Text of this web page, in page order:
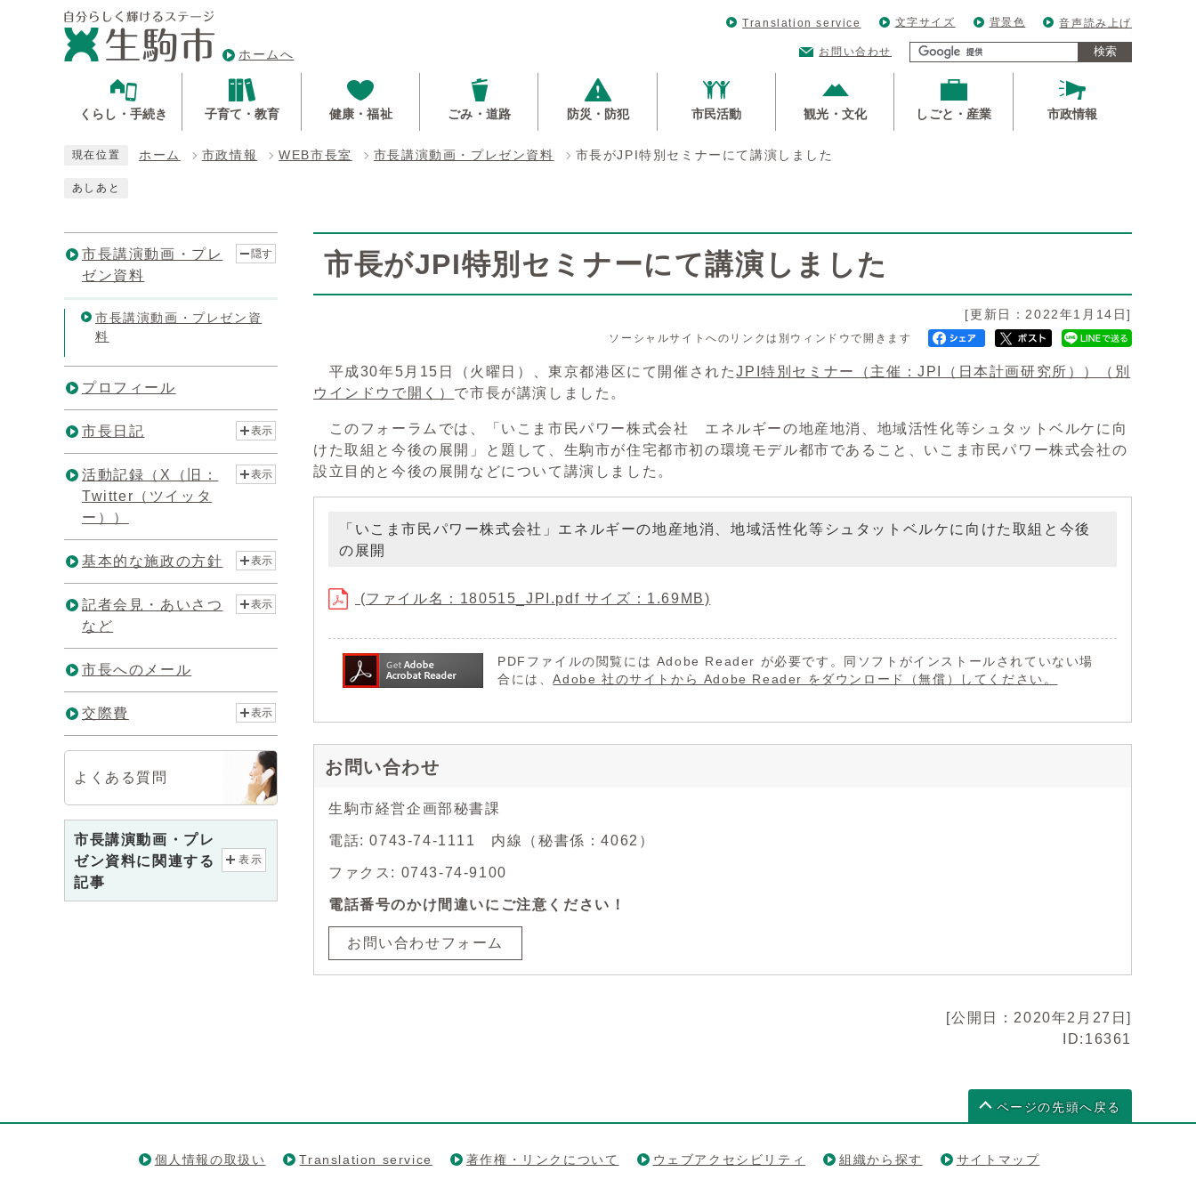
ホームへ
Translation service 文字サイズ 背景色 音声読み上げ
お問い合わせ 検索
くらし・手続き 子育て・教育 健康・福祉 ごみ・道路 防災・防犯 市民活動 観光・文化 しごと・産業 市政情報
現在位置 ホーム 市政情報 WEB市長室 市長講演動画・プレゼン資料 市長がJPI特別セミナーにて講演しました
あしあと
市長がJPI特別セミナーにて講演しました
[更新日：2022年1月14日]
ソーシャルサイトへのリンクは別ウィンドウで開きます
平成30年5月15日（火曜日）、東京都港区にて開催されたJPI特別セミナー（主催：JPI（日本計画研究所））
（別
ウインドウで開く） で市長が講演しました。
このフォーラムでは、「いこま市民パワー株式会社 エネルギーの地産地消、地域活性化等シュタットベルケに向
けた取組と今後の展開」と題して、生駒市が住宅都市初の環境モデル都市であること、いこま市民パワー株式会社の
設立目的と今後の展開などについて講演しました。
「いこま市民パワー株式会社」エネルギーの地産地消、地域活性化等シュタットベルケに向けた取組と今後
の展開
(ファイル名：180515_JPI.pdf サイズ：1.69MB)
PDFファイルの閲覧には Adobe Reader が必要です。同ソフトがインストールされていない場
合には、Adobe 社のサイトから Adobe Reader をダウンロード（無償）してください。
お問い合わせ
生駒市経営企画部秘書課
電話: 0743-74-1111 内線（秘書係：4062）
ファクス: 0743-74-9100
電話番号のかけ間違いにご注意ください！
お問い合わせフォーム
市長講演動画・プレ
ゼン資料
隠す
市長講演動画・プレゼン資
料
プロフィール
市長日記 表示
活動記録（X（旧：
Twitter（ツイッタ
ー））
表示
基本的な施政の方針 表示
記者会見・あいさつ
など
表示
市長へのメール
交際費 表示
よくある質問
市長講演動画・プレ
ゼン資料に関連する
記事
表示
[公開日：2020年2月27日]
ID:16361
ページの先頭へ戻る
個人情報の取扱い Translation service 著作権・リンクについて ウェブアクセシビリティ 組織から探す サイトマップ